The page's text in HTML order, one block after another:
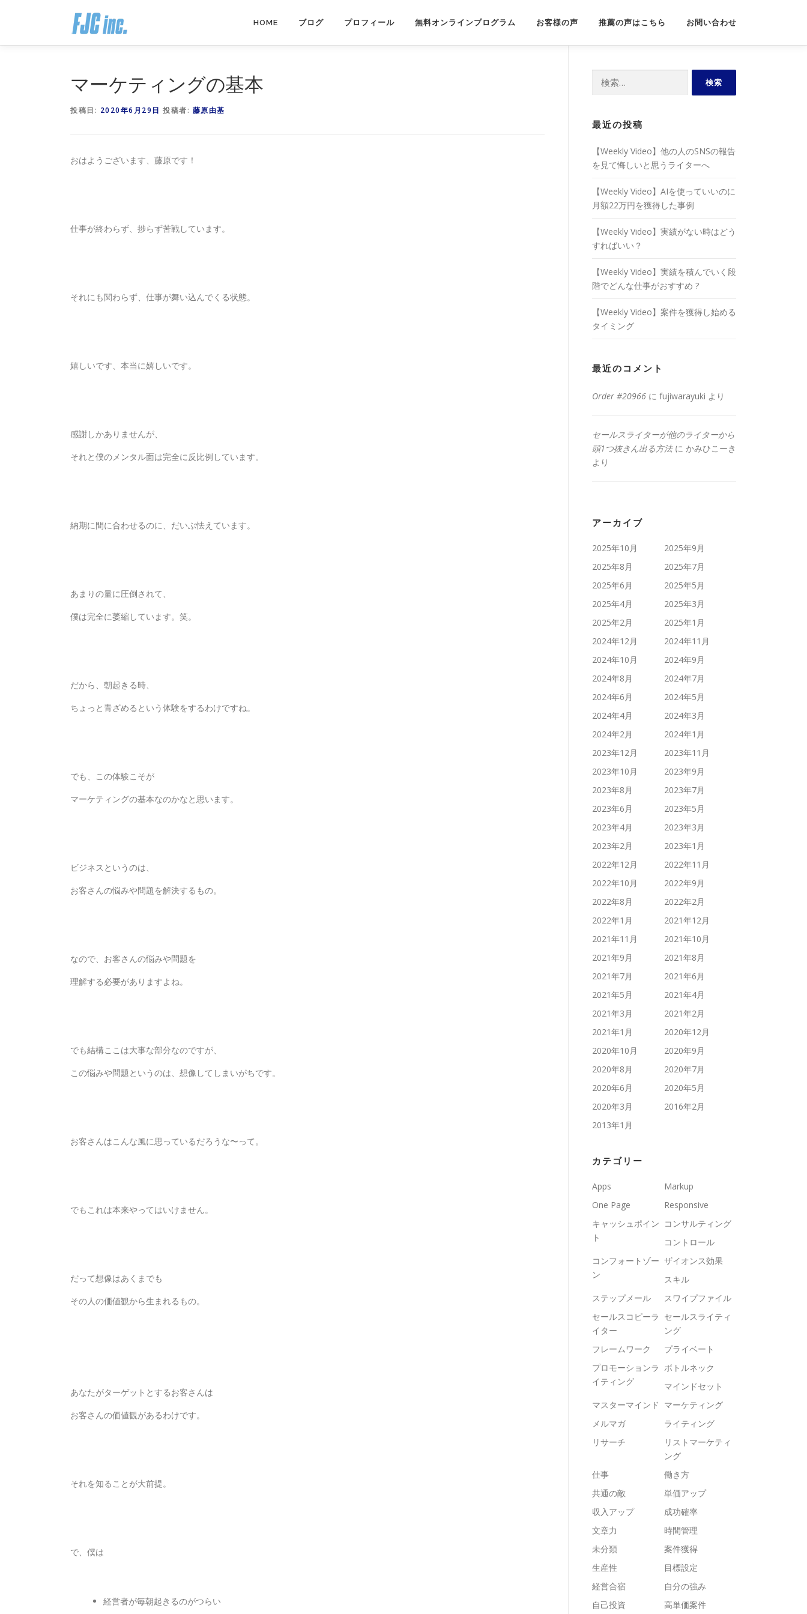
ン
HOME ブログ プロフィール 無料オンラインプログラム お客様の声 推薦の声はこちら お問い合わせ
マーケティングの基本
投稿日: 2020年6月29日 投稿者: 藤原由基
おはようございます、藤原です！
仕事が終わらず、捗らず苦戦しています。
それにも関わらず、仕事が舞い込んでくる状態。
嬉しいです、本当に嬉しいです。
感謝しかありませんが、
それと僕のメンタル面は完全に反比例しています。
納期に間に合わせるのに、だいぶ怯えています。
あまりの量に圧倒されて、
僕は完全に萎縮しています。笑。
だから、朝起きる時、
ちょっと青ざめるという体験をするわけですね。
でも、この体験こそが
マーケティングの基本なのかなと思います。
ビジネスというのは、
お客さんの悩みや問題を解決するもの。
なので、お客さんの悩みや問題を
理解する必要がありますよね。
でも結構ここは大事な部分なのですが、
この悩みや問題というのは、想像してしまいがちです。
お客さんはこんな風に思っているだろうな〜って。
でもこれは本来やってはいけません。
だって想像はあくまでも
その人の価値観から生まれるもの。
あなたがターゲットとするお客さんは
お客さんの価値観があるわけです。
それを知ることが大前提。
で、僕は
経営者が毎朝起きるのがつらい
最近の投稿
【Weekly Video】他の人のSNSの報告
を見て悔しいと思うライターへ
【Weekly Video】AIを使っていいのに
月額22万円を獲得した事例
【Weekly Video】実績がない時はどう
すればいい？
【Weekly Video】実績を積んでいく段
階でどんな仕事がおすすめ ?
【Weekly Video】案件を獲得し始める
タイミング
最近のコメント
Order #20966 に fujiwarayuki より
セールスライターが他のライターから
頭1つ抜きん出る方法に かみひこーき
より
アーカイブ
2025年10月
2025年9月
2025年8月
2025年7月
2025年6月
2025年5月
2025年4月
2025年3月
2025年2月
2025年1月
2024年12月
2024年11月
2024年10月
2024年9月
2024年8月
2024年7月
2024年6月
2024年5月
2024年4月
2024年3月
2024年2月
2024年1月
2023年12月
2023年11月
2023年10月
2023年9月
2023年8月
2023年7月
2023年6月
2023年5月
2023年4月
2023年3月
2023年2月
2023年1月
2022年12月
2022年11月
2022年10月
2022年9月
2022年8月
2022年2月
2022年1月
2021年12月
2021年11月
2021年10月
2021年9月
2021年8月
2021年7月
2021年6月
2021年5月
2021年4月
2021年3月
2021年2月
2021年1月
2020年12月
2020年10月
2020年9月
2020年8月
2020年7月
2020年6月
2020年5月
2020年3月
2016年2月
2013年1月
カテゴリー
Apps
Markup
One Page
Responsive
キャッシュポイン
ト
コンサルティング
コントロール
コンフォートゾー
ン
ザイオンス効果
スキル
ステップメール
スワイプファイル
セールスコピーラ
イター
セールスライティ
ング
フレームワーク
プライベート
プロモーションラ
イティング
ボトルネック
マインドセット
マスターマインド マーケティング
メルマガ
ライティング
リサーチ
リストマーケティ
ング
仕事
働き方
共通の敵
単価アップ
収入アップ
成功確率
文章力
時間管理
未分類
案件獲得
生産性
目標設定
経営合宿
自分の強み
自己投資
高単価案件